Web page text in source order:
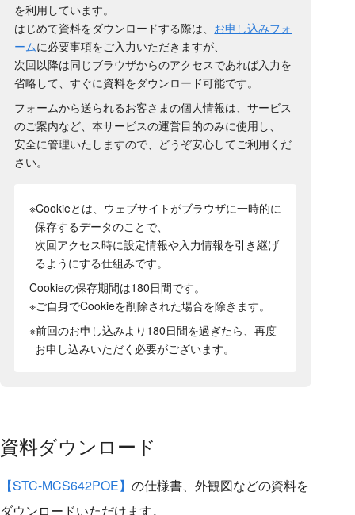
を利用しています。
はじめて資料をダウンロードする際は、 お申し込みフォ
ームに必要事項をご入力いただきますが、
次回以降は同じブラウザからのアクセスであれば入力を
省略して、すぐに資料をダウンロード可能です。
フォームから送られるお客さまの個人情報は、サービス
のご案内など、本サービスの運営目的のみに使用し、
安全に管理いたしますので、どうぞ安心してご利用くだ
さい。
※Cookieとは、ウェブサイトがブラウザに一時的に
保存するデータのことで、
次回アクセス時に設定情報や入力情報を引き継げ
るようにする仕組みです。
Cookieの保存期間は180日間です。
※ご自身でCookieを削除された場合を除きます。
※前回のお申し込みより180日間を過ぎたら、再度
お申し込みいただく必要がございます。
資料ダウンロード
【STC-MCS642POE】 の仕様書、外観図などの資料を
ダウンロードいただけます。